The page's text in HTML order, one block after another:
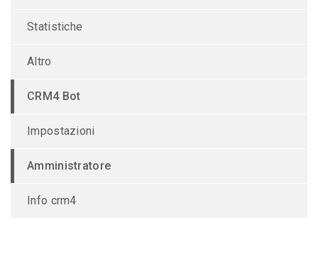
Statistiche
Altro
CRM4 Bot
Impostazioni
Amministratore
Info crm4